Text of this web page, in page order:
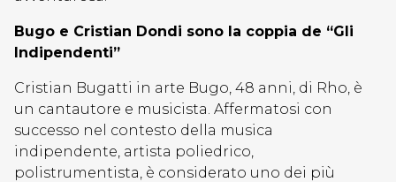
Bugo e Cristian Dondi sono la coppia de “Gli
Indipendenti”
Cristian Bugatti in arte Bugo, 48 anni, di Rho, è
un cantautore e musicista. Affermatosi con
successo nel contesto della musica
indipendente, artista poliedrico,
polistrumentista, è considerato uno dei più